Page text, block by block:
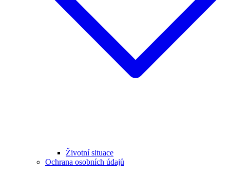
Životní situace
Ochrana osobních údajů